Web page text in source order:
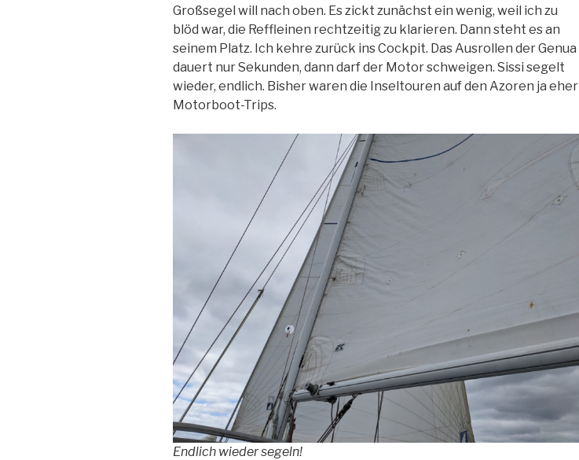
Großsegel will nach oben. Es zickt zunächst ein wenig, weil ich zu
blöd war, die Reffleinen rechtzeitig zu klarieren. Dann steht es an
seinem Platz. Ich kehre zurück ins Cockpit. Das Ausrollen der Genua
dauert nur Sekunden, dann darf der Motor schweigen. Sissi segelt
wieder, endlich. Bisher waren die Inseltouren auf den Azoren ja eher
Motorboot-Trips.
Endlich wieder segeln!